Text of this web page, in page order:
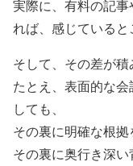
実際に、有料の記
れば、感じていると
そして、その差が積
たとえ、表面的な
しても、
その裏に明確な根拠
その裏に奥行き深い